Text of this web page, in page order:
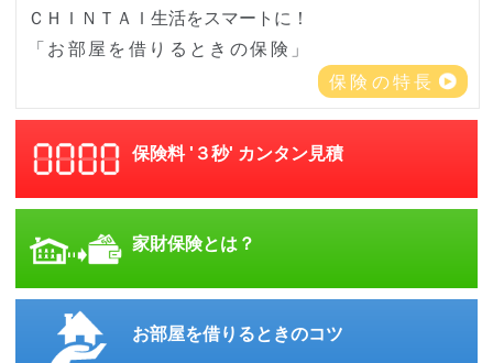
ＣＨＩＮＴＡＩ生活をスマートに！
「お部屋を借りるときの保険」
保険の特長
保険料 '３秒' カンタン見積
家財保険とは？
お部屋を借りるときのコツ